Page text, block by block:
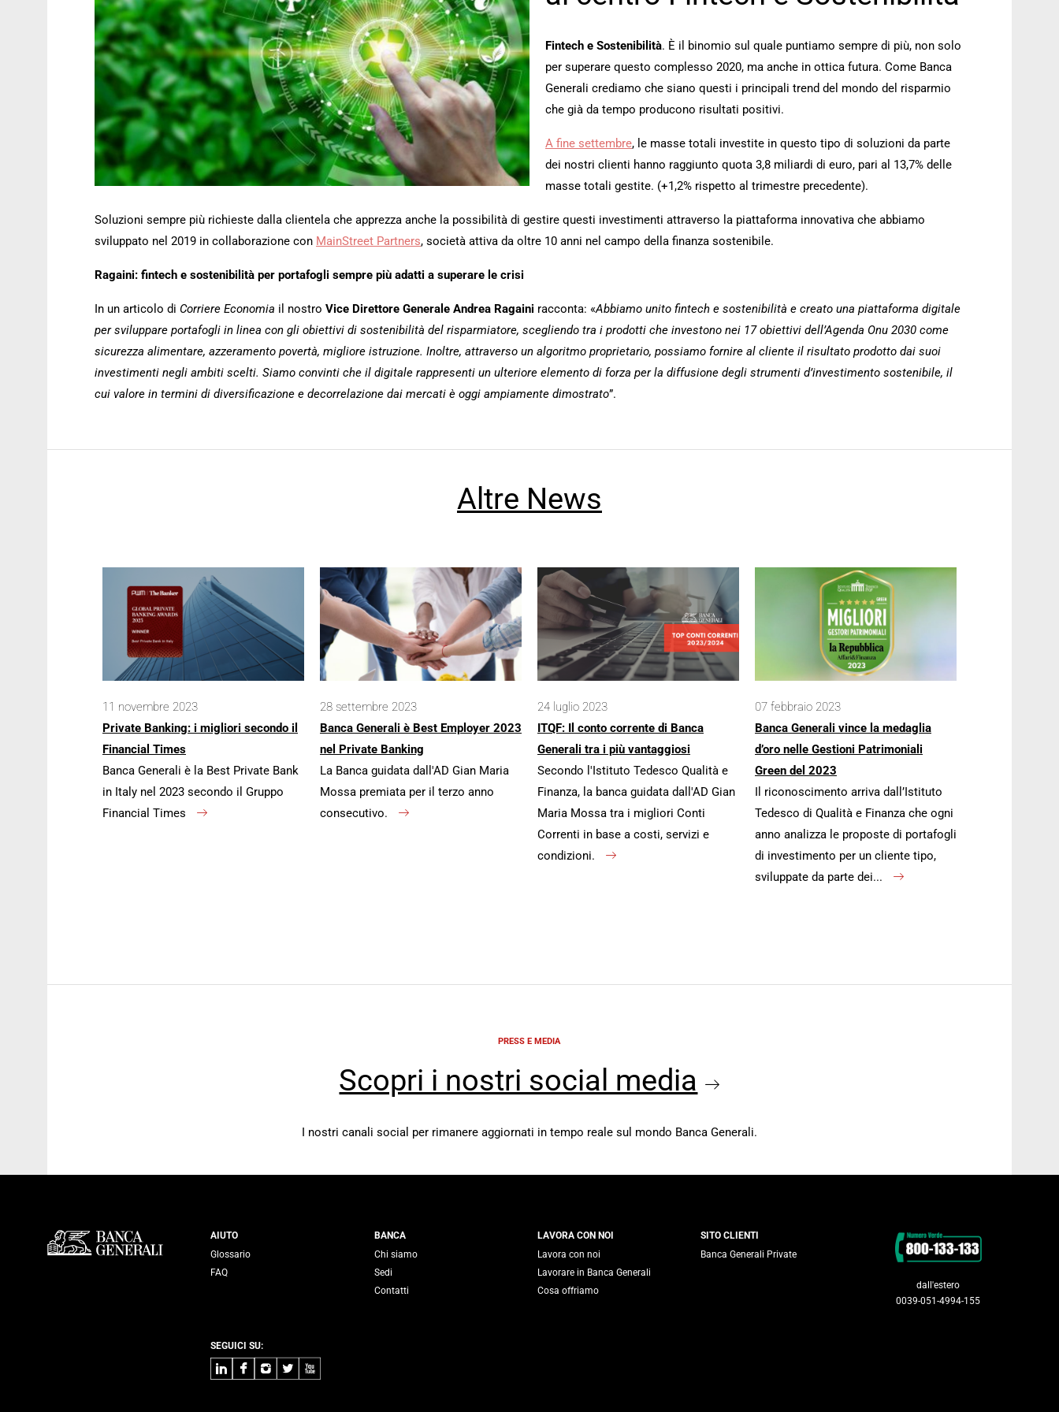
Fintech e Sostenibilità. È il binomio sul quale puntiamo sempre di più, non solo
per superare questo complesso 2020, ma anche in ottica futura. Come Banca
Generali crediamo che siano questi i principali trend del mondo del risparmio
che già da tempo producono risultati positivi.
A fine settembre, le masse totali investite in questo tipo di soluzioni da parte
dei nostri clienti hanno raggiunto quota 3,8 miliardi di euro, pari al 13,7% delle
masse totali gestite. (+1,2% rispetto al trimestre precedente).
Soluzioni sempre più richieste dalla clientela che apprezza anche la possibilità di gestire questi investimenti attraverso la piattaforma innovativa che abbiamo
sviluppato nel 2019 in collaborazione con MainStreet Partners, società attiva da oltre 10 anni nel campo della finanza sostenibile.
Ragaini: fintech e sostenibilità per portafogli sempre più adatti a superare le crisi
In un articolo di Corriere Economia il nostro Vice Direttore Generale Andrea Ragaini racconta: «Abbiamo unito fintech e sostenibilità e creato una piattaforma digitale
per sviluppare portafogli in linea con gli obiettivi di sostenibilità del risparmiatore, scegliendo tra i prodotti che investono nei 17 obiettivi dell’Agenda Onu 2030 come
sicurezza alimentare, azzeramento povertà, migliore istruzione. Inoltre, attraverso un algoritmo proprietario, possiamo fornire al cliente il risultato prodotto dai suoi
investimenti negli ambiti scelti. Siamo convinti che il digitale rappresenti un ulteriore elemento di forza per la diffusione degli strumenti d’investimento sostenibile, il
cui valore in termini di diversificazione e decorrelazione dai mercati è oggi ampiamente dimostrato”.
Altre News
11 novembre 2023
Private Banking: i migliori secondo il
Financial Times
Banca Generali è la Best Private Bank
in Italy nel 2023 secondo il Gruppo
Financial Times
28 settembre 2023
Banca Generali è Best Employer 2023
nel Private Banking
La Banca guidata dall'AD Gian Maria
Mossa premiata per il terzo anno
consecutivo.
24 luglio 2023
ITQF: Il conto corrente di Banca
Generali tra i più vantaggiosi
Secondo l'Istituto Tedesco Qualità e
Finanza, la banca guidata dall'AD Gian
Maria Mossa tra i migliori Conti
Correnti in base a costi, servizi e
condizioni.
07 febbraio 2023
Banca Generali vince la medaglia
d’oro nelle Gestioni Patrimoniali
Green del 2023
Il riconoscimento arriva dall’Istituto
Tedesco di Qualità e Finanza che ogni
anno analizza le proposte di portafogli
di investimento per un cliente tipo,
sviluppate da parte dei...
PRESS E MEDIA
Scopri i nostri social media
I nostri canali social per rimanere aggiornati in tempo reale sul mondo Banca Generali.
Servizi Banca Generali
AIUTO
Glossario
FAQ
BANCA
Chi siamo
Sedi
Contatti
LAVORA CON NOI
Lavora con noi
Lavorare in Banca Generali
Cosa offriamo
SITO CLIENTI
Banca Generali Private
SEGUICI SU:
LinkedInFacebook
Instagram
TwitterYoutube
Contatti
dall'estero
0039-051-4994-155